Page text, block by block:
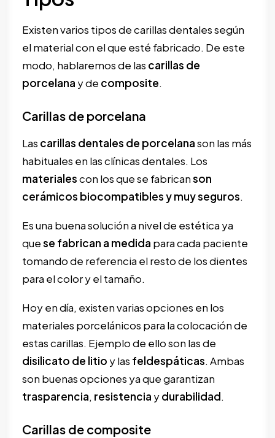
Existenvarios tipos de carillas dentales según
el material con el que esté fabricado. De este
modo, hablaremos de las carillas de
porcelana y de composite.
Carillas de porcelana
Las carillas dentales de porcelanason las más
habituales en las clínicas dentales. Los
materialescon los que se fabricanson
cerámicos biocompatibles y muy seguros.
Es una buena solución a nivel de estética ya
quese fabrican a medida para cada paciente
tomando de referencia el resto de los dientes
para el color y el tamaño.
Hoy en día, existen varias opciones en los
materiales porcelánicos para la colocación de
estas carillas. Ejemplo de ello son las de
disilicato de litio y las feldespáticas. Ambas
son buenas opciones ya que garantizan
trasparencia, resistencia ydurabilidad.
Carillas de composite